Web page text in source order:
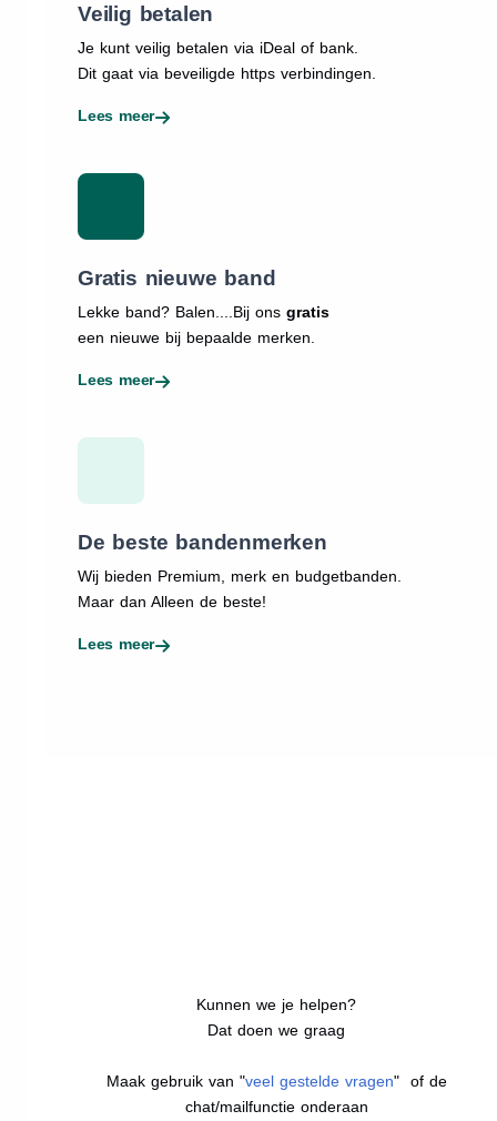
Veilig betalen
Je kunt veilig betalen via iDeal of bank.
Dit gaat via beveiligde https verbindingen.
Lees meer
Gratis nieuwe band
Lekke band? Balen....Bij ons gratis
een nieuwe bij bepaalde merken.
Lees meer
De beste bandenmerken
Wij bieden Premium, merk en budgetbanden.
Maar dan Alleen de beste!
Lees meer
Kunnen we je helpen?
Dat doen we graag
Maak gebruik van "veel gestelde vragen" of de
chat/mailfunctie onderaan